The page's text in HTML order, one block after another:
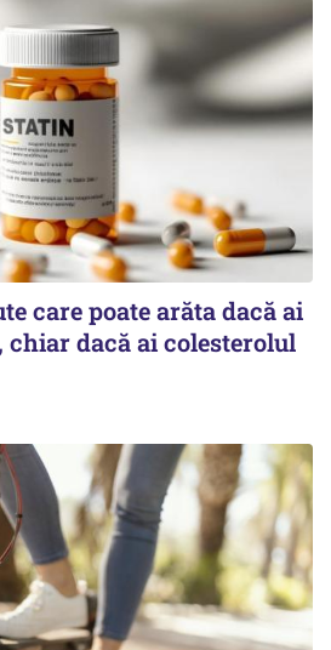
care poate arăta dacă ai
chiar dacă ai colesterolul